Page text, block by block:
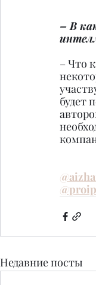
– В
– Что
будет
Недавние посты